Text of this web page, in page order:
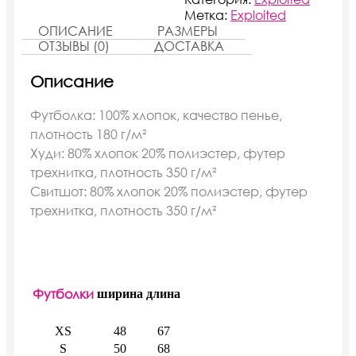
Метка: Exploited
ОПИСАНИЕ
РАЗМЕРЫ
ОТЗЫВЫ (0)
ДОСТАВКА
Описание
Футболка: 100% хлопок, качество пенье,
плотность 180 г/м²
Худи: 80% хлопок 20% полиэстер, футер
трехнитка, плотность 350 г/м²
Свитшот: 80% хлопок 20% полиэстер, футер
трехнитка, плотность 350 г/м²
Футболки ширина длина
XS 48
67
S
50 68